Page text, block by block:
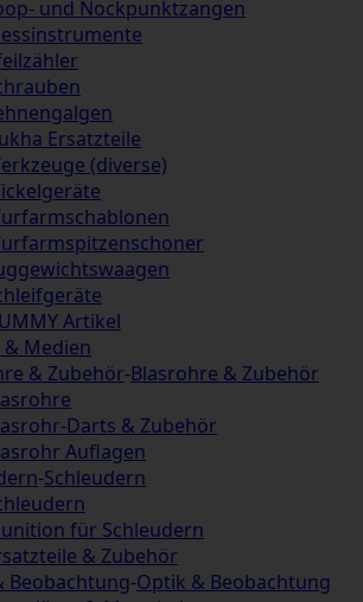
und Nockpunktzangen
Ersatzteile
(diverse)
Artikel
& Medien
& Zubehör-Blasrohre & Zubehör
Darts & Zubehör
Auflagen
-Schleudern
für Schleudern
& Zubehör
Beobachtung-Optik & Beobachtung